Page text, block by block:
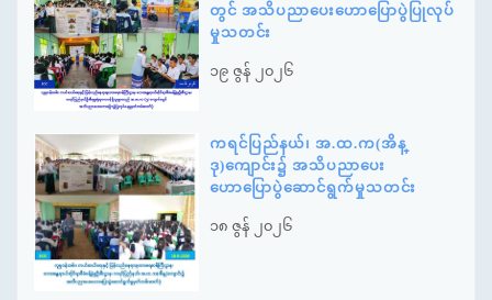
တွင် အသိပညာပေးဟောပြောပွဲပြုလုပ်
မှုသတင်း
၁၉ ဇွန် ၂၀၂၆
ကရင်ပြည်နယ်၊ အ.ထ.က(အိန္
ဒု)ကျောင်း၌ အသိပညာပေး
ဟောပြောပွဲဆောင်ရွက်မှုသတင်း
၁၈ ဇွန် ၂၀၂၆